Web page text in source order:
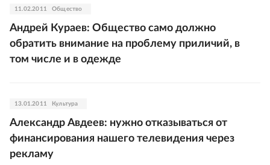
11.02.2011 Общество
Андрей Кураев: Общество само должно
обратить внимание на проблему приличий, в
том числе и в одежде
13.01.2011 Культура
Александр Авдеев: нужно отказываться от
финансирования нашего телевидения через
рекламу